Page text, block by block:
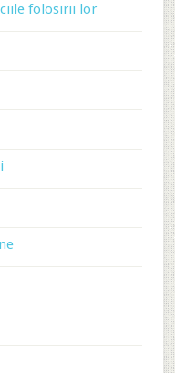
folosirii lor